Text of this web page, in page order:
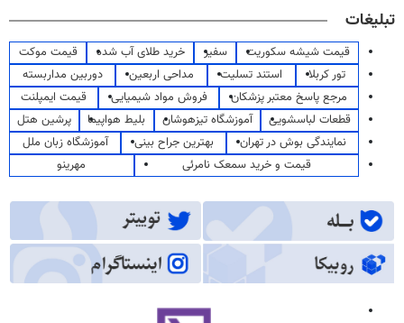
تبلیغات
قیمت شیشه سکوریت سفیر خرید طلای آب شده
قیمت موکت
تور کربلا
استند تسلیت مداحی اربعین
دوربین مداربسته
مرجع پاسخ معتبر پزشکان
فروش مواد شیمیایی
قیمت ایمپلنت
قطعات لباسشویی
آموزشگاه تیزهوشان بلیط هواپیما
پرشین هتل
نمایندگی بوش در تهران
بهترین جراح بینی
آموزشگاه زبان ملل
قیمت و خرید سمعک نامرئی
مهرینو